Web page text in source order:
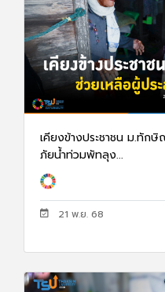
เคียงข้างประชาชน ม.ทัก
ภัยน้ำท่วมพัทลุง...
21 พ.ย. 68